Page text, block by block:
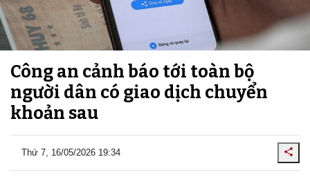
Công an cảnh báo tới toàn bộ
người dân có giao dịch chuyển
khoản sau
Thứ 7, 16/05/2026 19:34